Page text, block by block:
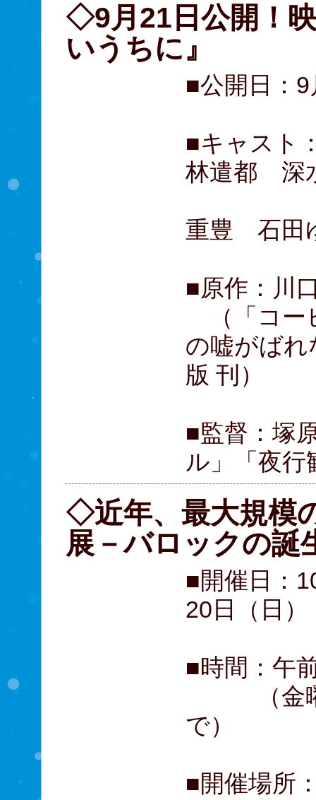
◇9月21日公開！
いうちに』
■公開日：
■キャスト
林遣都 深
重豊 石田
■原作：川
（「コー
の嘘がば
版 刊）
■監督：塚
ル」「夜行
◇近年、最大規模
展－バロックの誕
■開催日：
20日（日）
■時間：午
（金曜
で）
■開催場所